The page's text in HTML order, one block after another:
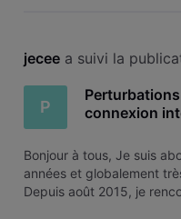
jecee a suivi la
P
connexion
Bonjour à tous, Je suis
années et globalement
Depuis août 2015, je